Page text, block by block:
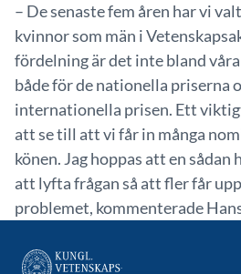
– De senaste fem åren har vi
kvinnor som män i
fördelning är det inte bland
både för de nationella priserna
internationella prisen. Ett
att se till att vi får in många
könen. Jag hoppas att en sådan
att lyfta frågan så att fler får
problemet, kommenterade